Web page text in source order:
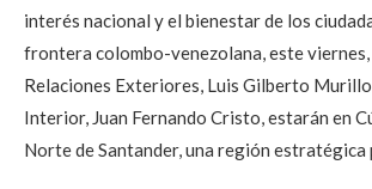
interés nacional y el bienestar de los
frontera colombo-venezolana, este
Relaciones Exteriores, Luis Gilberto
Interior, Juan Fernando Cristo, estarán en
Norte de Santander, una región estratégica